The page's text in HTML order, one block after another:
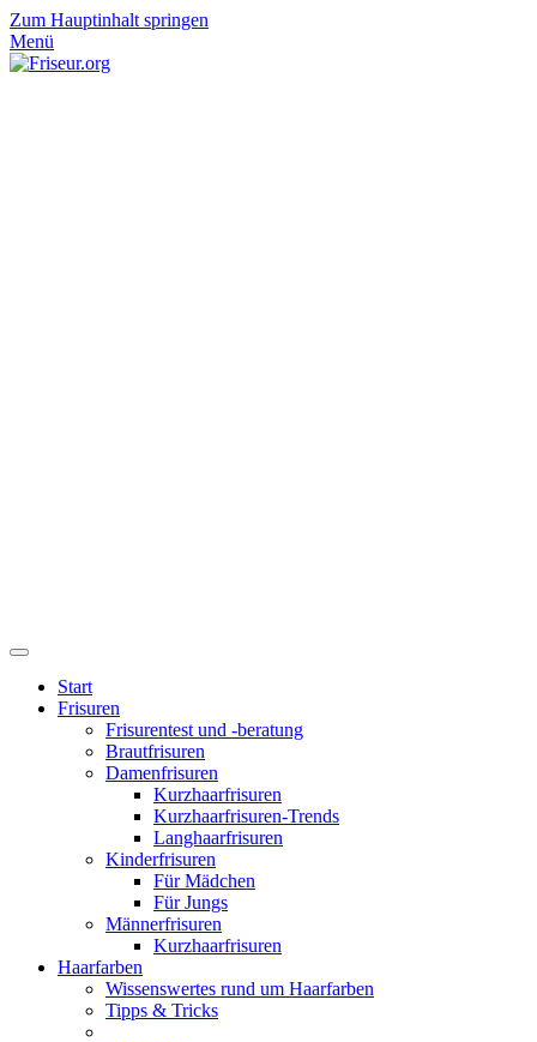
Zum Hauptinhalt springen
Menü
Start
Frisuren
Frisurentest und -beratung
Brautfrisuren
Damenfrisuren
Kurzhaarfrisuren
Kurzhaarfrisuren-Trends
Langhaarfrisuren
Kinderfrisuren
Für Mädchen
Für Jungs
Männerfrisuren
Kurzhaarfrisuren
Haarfarben
Wissenswertes rund um Haarfarben
Tipps & Tricks